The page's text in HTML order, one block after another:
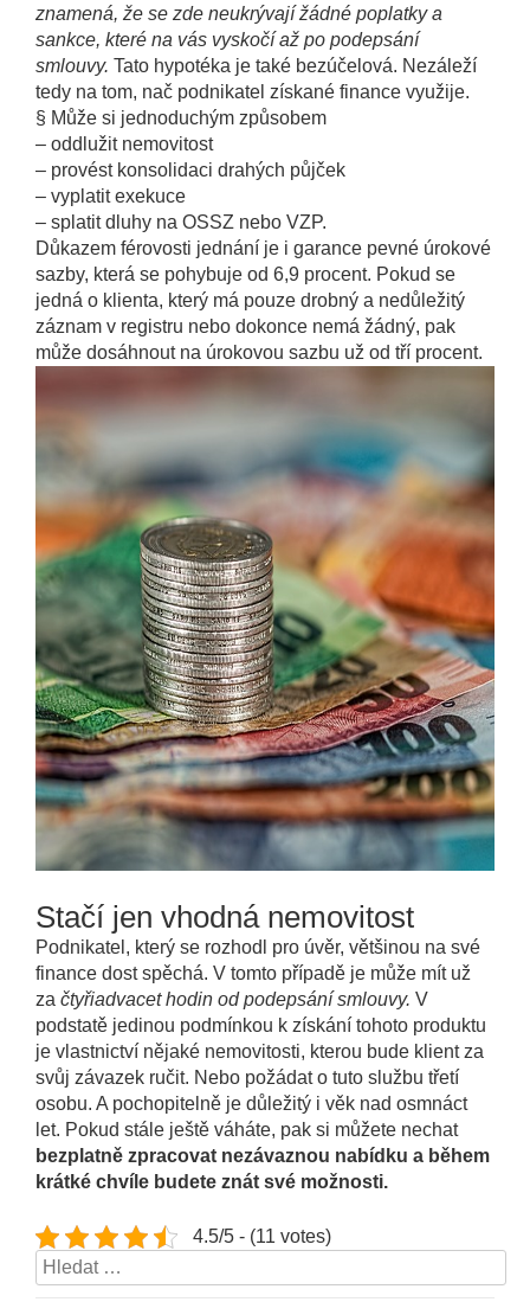
znamená, že se zde neukrývají žádné poplatky a
sankce, které na vás vyskočí až po podepsání
smlouvy. Tato hypotéka je také bezúčelová. Nezáleží
tedy na tom, nač podnikatel získané finance využije.
§ Může si jednoduchým způsobem
– oddlužit nemovitost
– provést konsolidaci drahých půjček
– vyplatit exekuce
– splatit dluhy na OSSZ nebo VZP.
Důkazem férovosti jednání je i garance pevné úrokové
sazby, která se pohybuje od 6,9 procent. Pokud se
jedná o klienta, který má pouze drobný a nedůležitý
záznam v registru nebo dokonce nemá žádný, pak
může dosáhnout na úrokovou sazbu už od tří procent.
Stačí jen vhodná nemovitost
Podnikatel, který se rozhodl pro úvěr, většinou na své
finance dost spěchá. V tomto případě je může mít už
za čtyřiadvacet hodin od podepsání smlouvy. V
podstatě jedinou podmínkou k získání tohoto produktu
je vlastnictví nějaké nemovitosti, kterou bude klient za
svůj závazek ručit. Nebo požádat o tuto službu třetí
osobu. A pochopitelně je důležitý i věk nad osmnáct
let. Pokud stále ještě váháte, pak si můžete nechat
bezplatně zpracovat nezávaznou nabídku a během
krátké chvíle budete znát své možnosti.
4.5/5 - (11 votes)
Vyhledávání